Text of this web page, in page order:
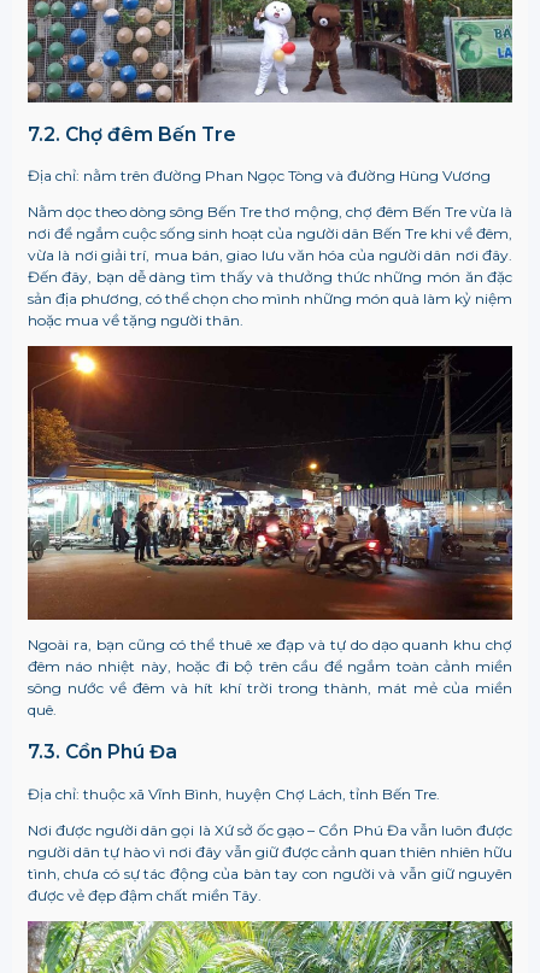
7.2. Chợ đêm Bến Tre
Địa chỉ: nằm trên đường Phan Ngọc Tòng và đường Hùng Vương
Nằm dọc theo dòng sông Bến Tre thơ mộng, chợ đêm Bến Tre vừa là
nơi để ngắm cuộc sống sinh hoạt của người dân Bến Tre khi về đêm,
vừa là nơi giải trí, mua bán, giao lưu văn hóa của người dân nơi đây.
Đến đây, bạn dễ dàng tìm thấy và thưởng thức những món ăn đặc
sản địa phương, có thể chọn cho mình những món quà làm kỷ niệm
hoặc mua về tặng người thân.
Ngoài ra, bạn cũng có thể thuê xe đạp và tự do dạo quanh khu chợ
đêm náo nhiệt này, hoặc đi bộ trên cầu để ngắm toàn cảnh miền
sông nước về đêm và hít khí trời trong thành, mát mẻ của miền
quê.
7.3. Cồn Phú Đa
Địa chỉ: thuộc xã Vĩnh Bình, huyện Chợ Lách, tỉnh Bến Tre.
Nơi được người dân gọi là Xứ sở ốc gạo – Cồn Phú Đa vẫn luôn được
người dân tự hào vì nơi đây vẫn giữ được cảnh quan thiên nhiên hữu
tình, chưa có sự tác động của bàn tay con người và vẫn giữ nguyên
được vẻ đẹp đậm chất miền Tây.